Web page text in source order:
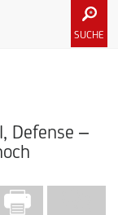
SUCHE
Defense –